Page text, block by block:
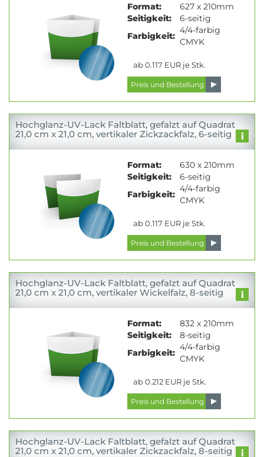
Format:
627 x 210mm
Seitigkeit:
6-seitig
Farbigkeit:
4/4-farbig
CMYK
ab 0.117 EUR je Stk.
Hochglanz-UV-Lack Faltblatt, gefalzt auf Quadrat
21,0 cm x 21,0 cm, vertikaler Zickzackfalz, 6-seitig
Format:
630 x 210mm
Seitigkeit:
6-seitig
Farbigkeit:
4/4-farbig
CMYK
ab 0.117 EUR je Stk.
Hochglanz-UV-Lack Faltblatt, gefalzt auf Quadrat
21,0 cm x 21,0 cm, vertikaler Wickelfalz, 8-seitig
Format:
832 x 210mm
Seitigkeit:
8-seitig
Farbigkeit:
4/4-farbig
CMYK
ab 0.212 EUR je Stk.
Hochglanz-UV-Lack Faltblatt, gefalzt auf Quadrat
21,0 cm x 21,0 cm, vertikaler Zickzackfalz, 8-seitig